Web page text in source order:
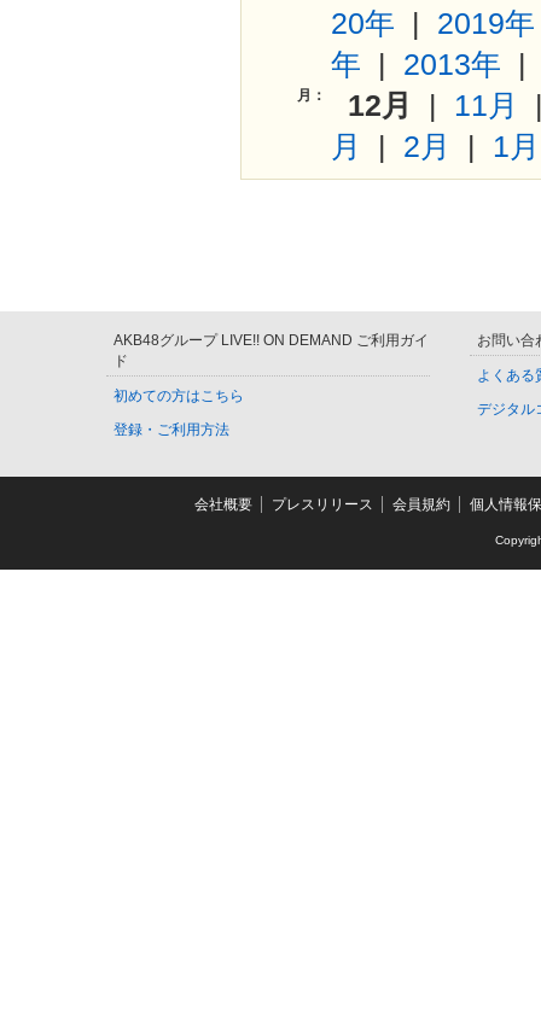
20年 | 2019年
年 | 2013年
月： 12月 | 11月
月
| 2月 | 1月
AKB48グループ LIVE!! ON DEMAND ご利用ガイ
ド
初めての方はこちら
登録・ご利用方法
お問い合
よくある
デジタル
会社概要 プレスリリース 会員規約 個人情報